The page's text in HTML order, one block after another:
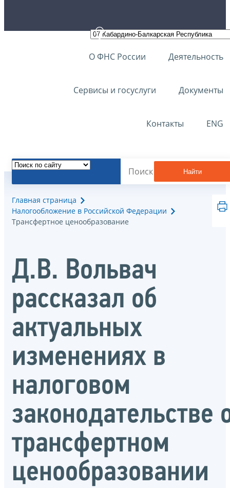
О ФНС России Деятельность
Сервисы и госуслуги Документы
Контакты ENG
Найти
Главная страница
Налогообложение в Российской Федерации
Трансфертное ценообразование
Д.В. Вольвач
рассказал об
актуальных
изменениях в
налоговом
законодательстве
трансфертном
ценообразовании